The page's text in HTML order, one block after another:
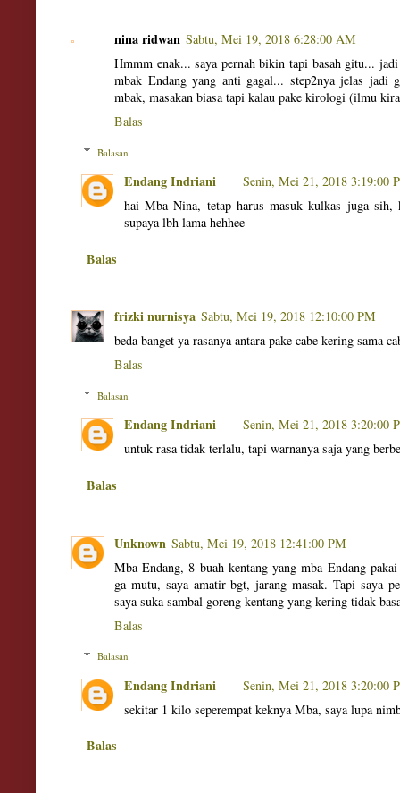
nina ridwan Sabtu, Mei 19, 2018 6:28:00 AM
Hmmm enak... saya pernah bikin tapi basah gitu...
mbak Endang yang anti gagal... step2nya jelas jadi
mbak, masakan biasa tapi kalau pake kirologi (ilmu
Balas
Balasan
Endang Indriani
Senin, Mei 21, 2018 3:19:00
hai Mba Nina, tetap harus masuk kulkas juga sih,
supaya lbh lama hehhee
Balas
frizki nurnisya Sabtu, Mei 19, 2018 12:10:00 PM
beda banget ya rasanya antara pake cabe kering sama
Balas
Balasan
Endang Indriani
Senin, Mei 21, 2018 3:20:00
untuk rasa tidak terlalu, tapi warnanya saja yang
Balas
Unknown Sabtu, Mei 19, 2018 12:41:00 PM
Mba Endang, 8 buah kentang yang mba Endang
ga mutu, saya amatir bgt, jarang masak. Tapi saya
saya suka sambal goreng kentang yang kering tidak
Balas
Balasan
Endang Indriani
Senin, Mei 21, 2018 3:20:00
sekitar 1 kilo seperempat keknya Mba, saya lupa
Balas